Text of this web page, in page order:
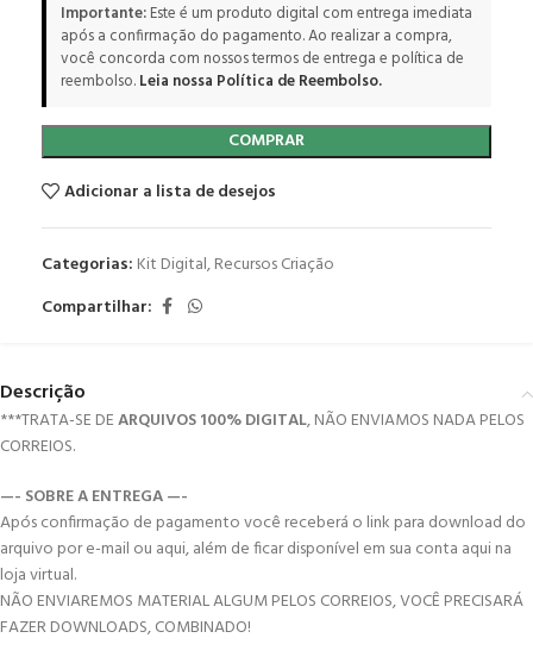
Importante:Este é um produto digital com entrega imediata
após a confirmação do pagamento. Ao realizar a compra,
você concorda com nossos termos de entrega e política de
reembolso.Leia nossa Política de Reembolso.
COMPRAR
Adicionar a lista de desejos
Categorias: Kit Digital,Recursos Criação
Compartilhar:
Descrição
***TRATA-SE DEARQUIVOS 100% DIGITAL, NÃO ENVIAMOS NADA PELOS
CORREIOS.
—- SOBRE A ENTREGA —-
Após confirmação de pagamento você receberá o link para download do
arquivo por e-mail ou aqui, além de ficar disponível em sua conta aqui na
loja virtual.
NÃO ENVIAREMOS MATERIAL ALGUM PELOS CORREIOS, VOCÊ PRECISARÁ
FAZER DOWNLOADS, COMBINADO!